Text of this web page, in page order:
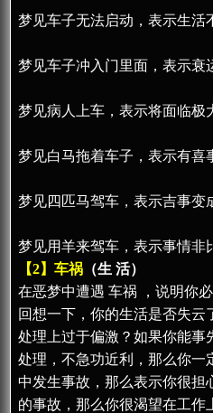
梦见车子无法启动，表示生活
梦见车子冲入门里面，表示衰
梦见病人上车，表示将面临极
梦见白马拖着车子，表示有喜
梦见四匹马驾车，表示吉事变
梦见用羊来驾车，表示事情非
【2】车祸 （生 活）
在恶梦中遭遇 车祸 ，说明你
回想一下，你的生活是否失云
处理上过于偏激？如果你能事
处理，不急功近利，那么你一
中发生事故，那么表示你很担
的事故，那么你很渴望在工作